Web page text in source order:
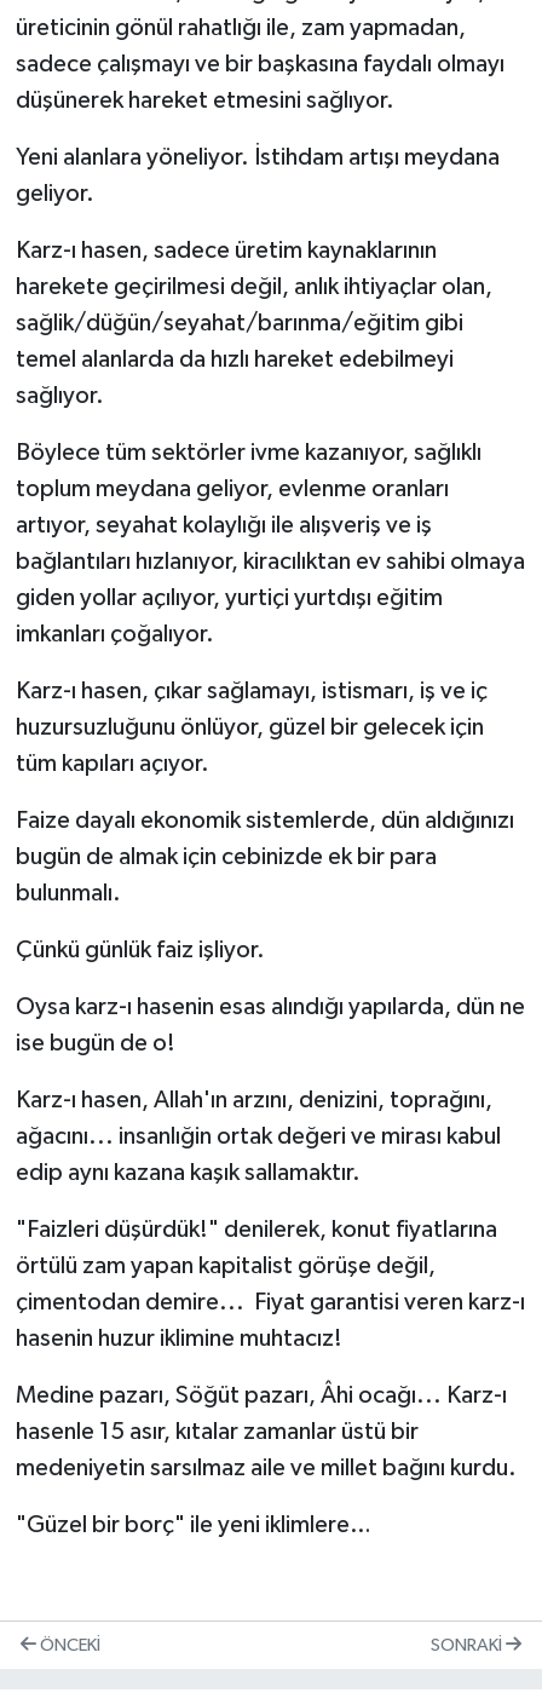
üreticinin gönül rahatlığı ile, zam yapmadan,
sadece çalışmayı ve bir başkasına faydalı olmayı
düşünerek hareket etmesini sağlıyor.
Yeni alanlara yöneliyor. İstihdam artışı meydana
geliyor.
Karz-ı hasen, sadece üretim kaynaklarının
harekete geçirilmesi değil, anlık ihtiyaçlar olan,
sağlik/düğün/seyahat/barınma/eğitim gibi
temel alanlarda da hızlı hareket edebilmeyi
sağlıyor.
Böylece tüm sektörler ivme kazanıyor, sağlıklı
toplum meydana geliyor, evlenme oranları
artıyor, seyahat kolaylığı ile alışveriş ve iş
bağlantıları hızlanıyor, kiracılıktan ev sahibi olmaya
giden yollar açılıyor, yurtiçi yurtdışı eğitim
imkanları çoğalıyor.
Karz-ı hasen, çıkar sağlamayı, istismarı, iş ve iç
huzursuzluğunu önlüyor, güzel bir gelecek için
tüm kapıları açıyor.
Faize dayalı ekonomik sistemlerde, dün aldığınızı
bugün de almak için cebinizde ek bir para
bulunmalı.
Çünkü günlük faiz işliyor.
Oysa karz-ı hasenin esas alındığı yapılarda, dün ne
ise bugün de o!
Karz-ı hasen, Allah'ın arzını, denizini, toprağını,
ağacını... insanlığin ortak değeri ve mirası kabul
edip aynı kazana kaşık sallamaktır.
"Faizleri düşürdük!" denilerek, konut fiyatlarına
örtülü zam yapan kapitalist görüşe değil,
çimentodan demire... Fiyat garantisi veren karz-ı
hasenin huzur iklimine muhtacız!
Medine pazarı, Söğüt pazarı, Âhi ocağı... Karz-ı
hasenle 15 asır, kıtalar zamanlar üstü bir
medeniyetin sarsılmaz aile ve millet bağını kurdu.
"Güzel bir borç" ile yeni iklimlere…
ÖNCEKI SONRAKI